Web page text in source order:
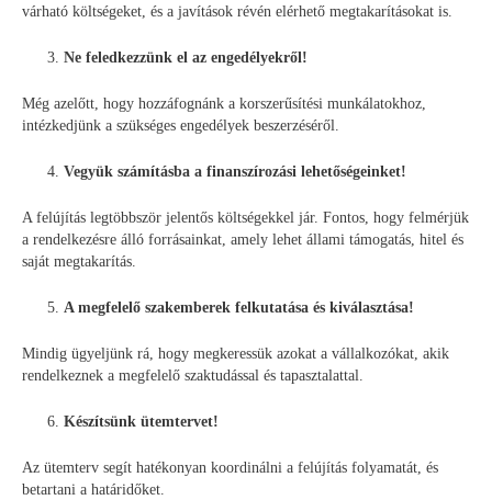
várható költségeket, és a javítások révén elérhető megtakarításokat is.
Ne feledkezzünk el az engedélyekről!
Még azelőtt, hogy hozzáfognánk a korszerűsítési munkálatokhoz,
intézkedjünk a szükséges engedélyek beszerzéséről.
Vegyük számításba a finanszírozási lehetőségeinket!
A felújítás legtöbbször jelentős költségekkel jár. Fontos, hogy felmérjük
a rendelkezésre álló forrásainkat, amely lehet állami támogatás, hitel és
saját megtakarítás.
A megfelelő szakemberek felkutatása és kiválasztása!
Mindig ügyeljünk rá, hogy megkeressük azokat a vállalkozókat, akik
rendelkeznek a megfelelő szaktudással és tapasztalattal.
Készítsünk ütemtervet!
Az ütemterv segít hatékonyan koordinálni a felújítás folyamatát, és
betartani a határidőket.